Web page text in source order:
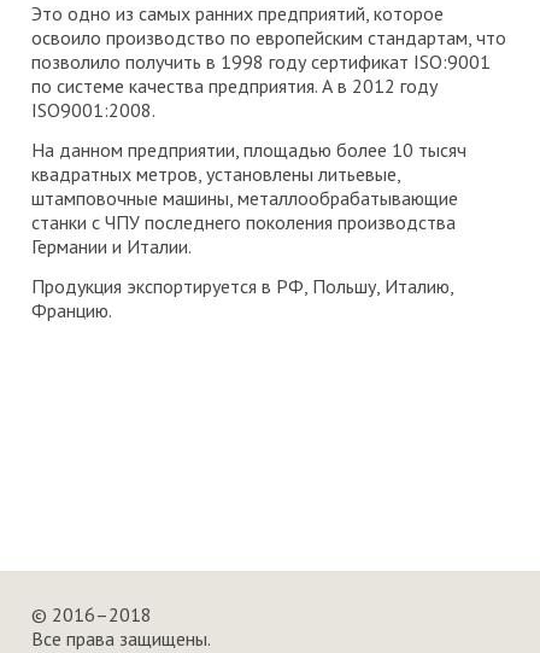
Это одно из самых ранних предприятий, которое
освоило производство по европейским стандартам, что
позволило получить в 1998 году сертификат ISO:9001
по системе качества предприятия. А в 2012 году
ISO9001:2008.
На данном предприятии, площадью более 10 тысяч
квадратных метров, установлены литьевые,
штамповочные машины, металлообрабатывающие
станки с ЧПУ последнего поколения производства
Германии и Италии.
Продукция экспортируется в РФ, Польшу, Италию,
Францию.
© 2016–2018
Все права защищены.